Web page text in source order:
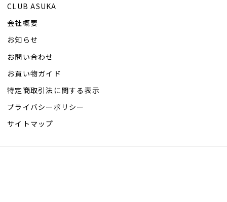
CLUB ASUKA
会社概要
お知らせ
お問い合わせ
お買い物ガイド
特定商取引法に関する表示
プライバシーポリシー
サイトマップ